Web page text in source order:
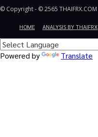
© Copyright - © 2565 THAIFRX.COM
HOME ANALYSIS BY THAIFRX
Powered by Translate